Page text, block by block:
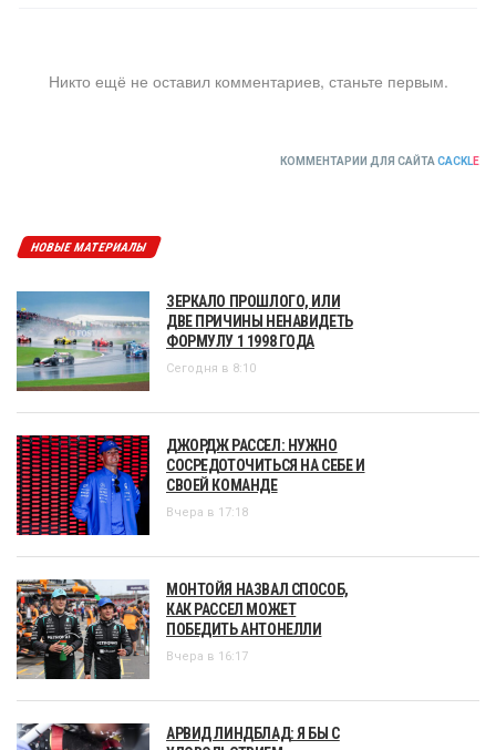
Никто ещё не оставил комментариев, станьте первым.
КОММЕНТАРИИ ДЛЯ САЙТА CACKLE
НОВЫЕ МАТЕРИАЛЫ
ЗЕРКАЛО ПРОШЛОГО, ИЛИ
ДВЕ ПРИЧИНЫ НЕНАВИДЕТЬ
ФОРМУЛУ 1 1998 ГОДА
Сегодня в 8:10
ДЖОРДЖ РАССЕЛ: НУЖНО
СОСРЕДОТОЧИТЬСЯ НА СЕБЕ И
СВОЕЙ КОМАНДЕ
Вчера в 17:18
МОНТОЙЯ НАЗВАЛ СПОСОБ,
КАК РАССЕЛ МОЖЕТ
ПОБЕДИТЬ АНТОНЕЛЛИ
Вчера в 16:17
АРВИД ЛИНДБЛАД: Я БЫ С